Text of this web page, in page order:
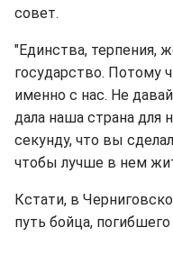
совет.
"Единства, терпения,
государство. Потому
именно с нас. Не
дала наша страна для
секунду, что вы
чтобы лучше в нем
Кстати, в
путь бойца,